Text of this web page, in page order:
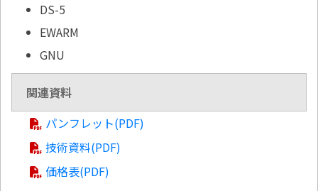
DS-5
EWARM
GNU
関連資料
パンフレット(PDF)
技術資料(PDF)
価格表(PDF)